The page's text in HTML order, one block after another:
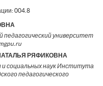
004.8
педагогический университет
РЯФИКОВНА
социальных наук Института
педагогического